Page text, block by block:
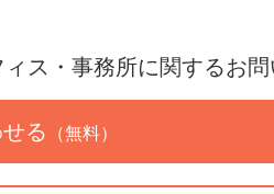
ス・事務所に関するお
る （無料）